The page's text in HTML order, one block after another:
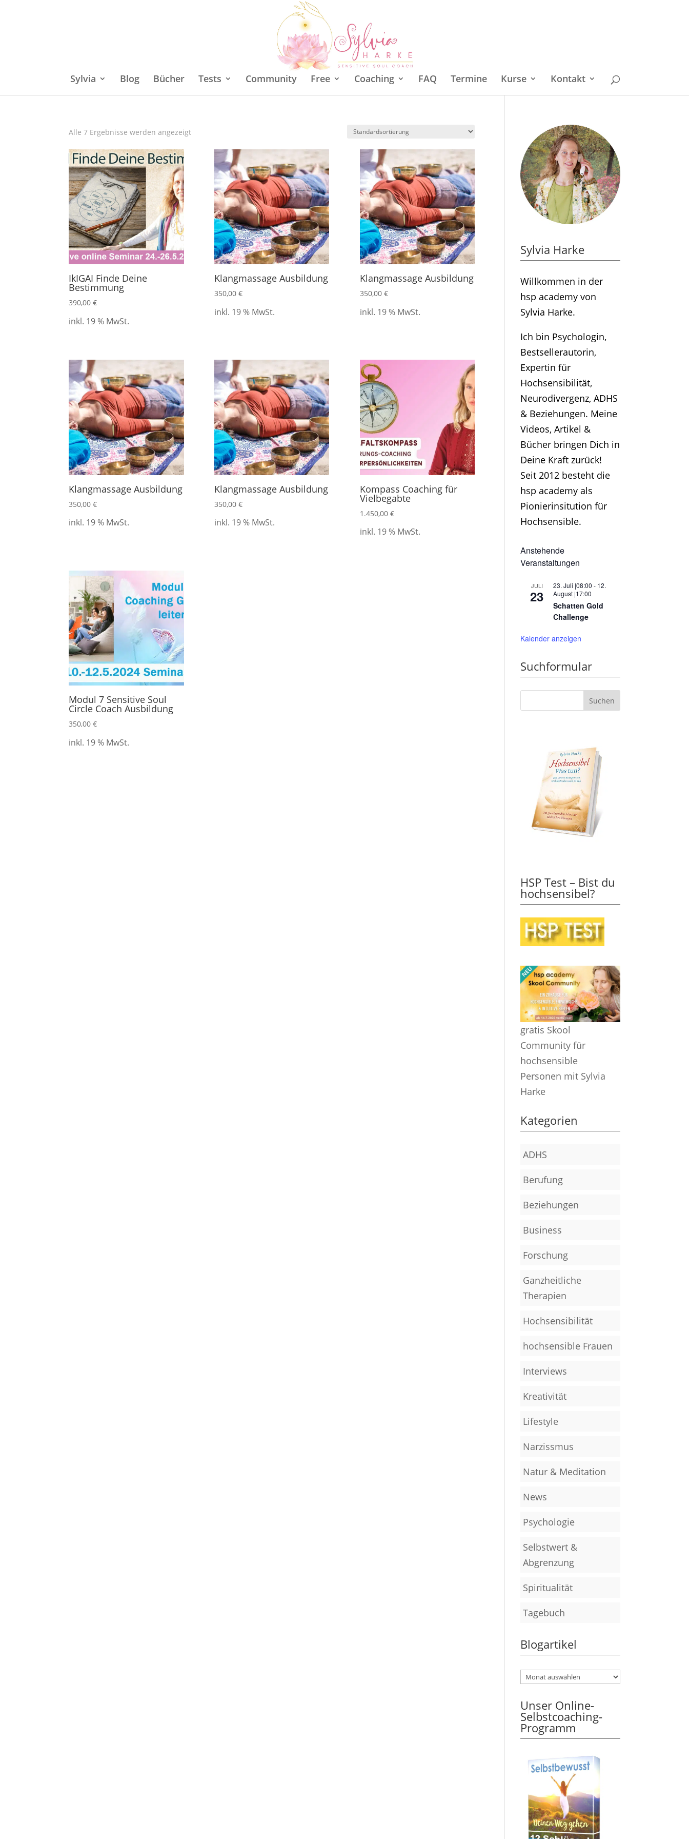
Sylvia Blog Bücher Tests Community Free Coaching FAQ Termine Kurse Kontakt
Alle 7 Ergebnisse werden angezeigt
IkIGAI Finde Deine
Bestimmung
390,00€
inkl. 19 % MwSt.
Klangmassage Ausbildung
350,00 €
inkl. 19 % MwSt.
Klangmassage Ausbildung
350,00 €
inkl. 19 % MwSt.
Klangmassage Ausbildung
350,00€
inkl. 19 % MwSt.
Klangmassage Ausbildung
350,00 €
inkl. 19 % MwSt.
Kompass Coaching für
Vielbegabte
1.450,00 €
inkl. 19 % MwSt.
Modul 7 Sensitive Soul
Circle Coach Ausbildung
350,00€
inkl. 19 % MwSt.
Sylvia Harke
Willkommen in der
hsp academy von
Sylvia Harke.
Ich bin Psychologin,
Bestsellerautorin,
Expertin für
Hochsensibilität,
Neurodivergenz, ADHS
& Beziehungen. Meine
Videos, Artikel &
Bücher bringen Dich in
Deine Kraft zurück!
Seit 2012 besteht die
hsp academy als
Pionierinsitution für
Hochsensible.
Anstehende
Veranstaltungen
JULI
23
23. Juli |08:00 - 12.
August |17:00
Schatten Gold
Challenge
Kalender anzeigen
Suchformular
HSP Test – Bist du
hochsensibel?
gratis Skool
Community für
hochsensible
Personen mit Sylvia
Harke
Kategorien
ADHS
Berufung
Beziehungen
Business
Forschung
Ganzheitliche
Therapien
Hochsensibilität
hochsensible Frauen
Interviews
Kreativität
Lifestyle
Narzissmus
Natur & Meditation
News
Psychologie
Selbstwert &
Abgrenzung
Spiritualität
Tagebuch
Blogartikel
Unser Online-
Selbstcoaching-
Programm